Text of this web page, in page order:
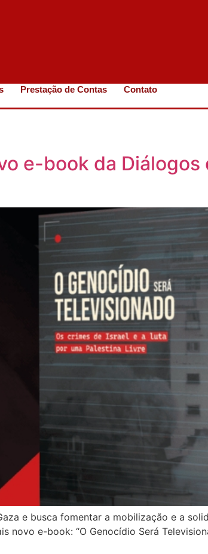
Prestação de Contas Contato
e-book da Diálogos
e busca fomentar a mobilização e a
e-book: “O Genocídio Será